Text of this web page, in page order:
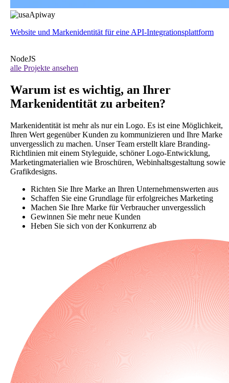
Apiway
Website und Markenidentität für eine API-Integrationsplattform
NodeJS
alle Projekte ansehen
Warum ist es wichtig, an Ihrer
Markenidentität zu arbeiten?
Markenidentität ist mehr als nur ein Logo. Es ist eine Möglichkeit,
Ihren Wert gegenüber Kunden zu kommunizieren und Ihre Marke
unvergesslich zu machen. Unser Team erstellt klare Branding-
Richtlinien mit einem Styleguide, schöner Logo-Entwicklung,
Marketingmaterialien wie Broschüren, Webinhaltsgestaltung sowie
Grafikdesigns.
Richten Sie Ihre Marke an Ihren Unternehmenswerten aus
Schaffen Sie eine Grundlage für erfolgreiches Marketing
Machen Sie Ihre Marke für Verbraucher unvergesslich
Gewinnen Sie mehr neue Kunden
Heben Sie sich von der Konkurrenz ab